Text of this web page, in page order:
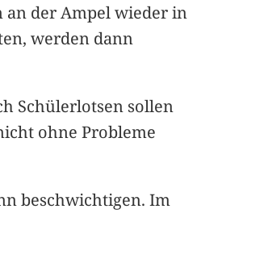
an der Ampel wieder in
werden dann
Schülerlotsen sollen
ohne Probleme
beschwichtigen. Im